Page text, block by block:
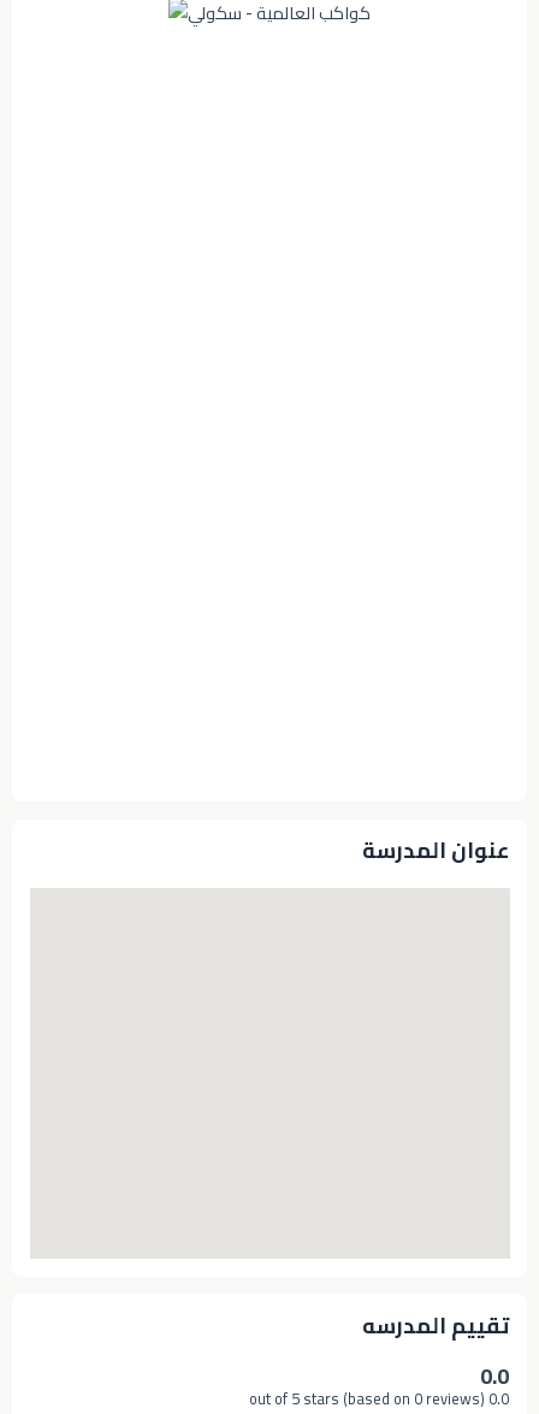
عنوان المدرسة
تقييم المدرسه
0.0
0.0 out of 5 stars (based on 0 reviews)